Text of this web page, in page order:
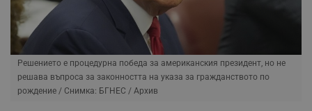
Решението е процедурна победа за американския президент, но не
решава въпроса за законността на указа за гражданството по
рождение / Снимка: БГНЕС / Архив